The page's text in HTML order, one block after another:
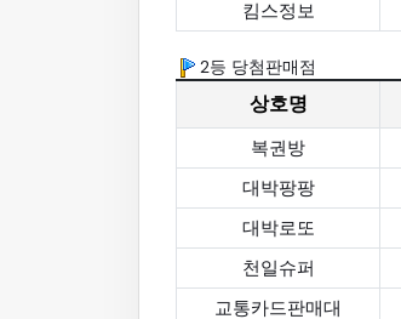
킴스정보
2등 당첨판매점
상호명
복권방
대박팡팡
대박로또
천일슈퍼
교통카드판매대